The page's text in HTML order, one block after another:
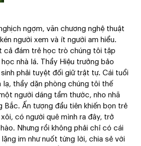
ngợm, văn chương nghệ thuật
người xem và ít người am hiểu.
cả đám trẻ học trò chúng tôi tập
nhà lá. Thầy Hiệu trưởng bảo
phải tuyệt đối giữ trật tự. Cái tuổi
lạ, thầy dặn phòng chúng tôi thế
người dáng tầm thước, nho nhã
Bắc. Ấn tượng đầu tiên khiến bọn trẻ
có người quê mình ra đây, trở
Nhưng rồi không phải chỉ có cái
im như nuốt từng lời, chia sẻ với